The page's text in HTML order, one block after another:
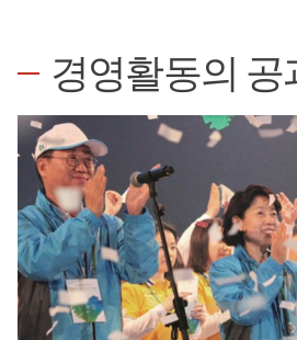
경영활동의 공